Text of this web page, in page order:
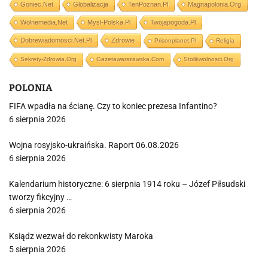
Goniec.net Globalizacja TenPoznan.pl Magnapolonia.org
Wolnemedia.net Mysl-Polska.pl Twojapogoda.pl
Dobrewiadomosci.net.pl Zdrowie Prisonplanet.pl Religia
Sekrety-Zdrowia.org Gazetawarszawska.com Stolikwolnosci.org
POLONIA
FIFA wpadła na ścianę. Czy to koniec prezesa Infantino?
6 sierpnia 2026
Wojna rosyjsko-ukraińska. Raport 06.08.2026
6 sierpnia 2026
Kalendarium historyczne: 6 sierpnia 1914 roku – Józef Piłsudski
tworzy fikcyjny …
6 sierpnia 2026
Ksiądz wezwał do rekonkwisty Maroka
5 sierpnia 2026